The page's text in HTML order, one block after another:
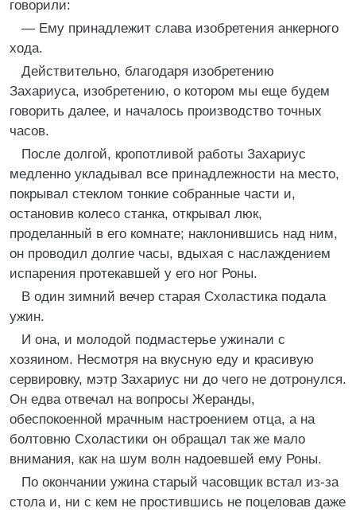
говорили:
— Ему принадлежит слава изобретения анкерного
хода.
Действительно, благодаря изобретению
Захариуса, изобретению, о котором мы еще будем
говорить далее, и началось производство точных
часов.
После долгой, кропотливой работы Захариус
медленно укладывал все принадлежности на место,
покрывал стеклом тонкие собранные части и,
остановив колесо станка, открывал люк,
проделанный в его комнате; наклонившись над ним,
он проводил долгие часы, вдыхая с наслаждением
испарения протекавшей у его ног Роны.
В один зимний вечер старая Схоластика подала
ужин.
И она, и молодой подмастерье ужинали с
хозяином. Несмотря на вкусную еду и красивую
сервировку, мэтр Захариус ни до чего не дотронулся.
Он едва отвечал на вопросы Жеранды,
обеспокоенной мрачным настроением отца, а на
болтовню Схоластики он обращал так же мало
внимания, как на шум волн надоевшей ему Роны.
По окончании ужина старый часовщик встал из-за
стола и, ни с кем не простившись не поцеловав даже